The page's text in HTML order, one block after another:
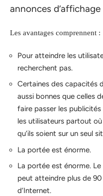
annonces
Les avantages comprennent :
Pour atteindre les
recherchent pas.
Certaines des capacités
aussi bonnes que celles
faire passer les
les utilisateurs partout où
qu’ils soient sur un seul
La portée est énorme.
La portée est énorme.
peut atteindre plus de
d’Internet.